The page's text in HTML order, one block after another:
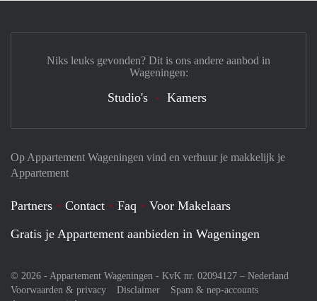
Op Appartement Wageningen vind en verhuur je makkelijk je
Appartement
Partners Contact Faq
Voor Makelaars
Gratis je Appartement aanbieden in Wageningen
© 2026 - Appartement Wageningen - KvK nr. 02094127 – Nederland
Voorwaarden & privacy
Disclaimer
Spam & nep-accounts
Niks leuks gevonden? Dit is ons andere aanbod in
Wageningen:
Studio's Kamers